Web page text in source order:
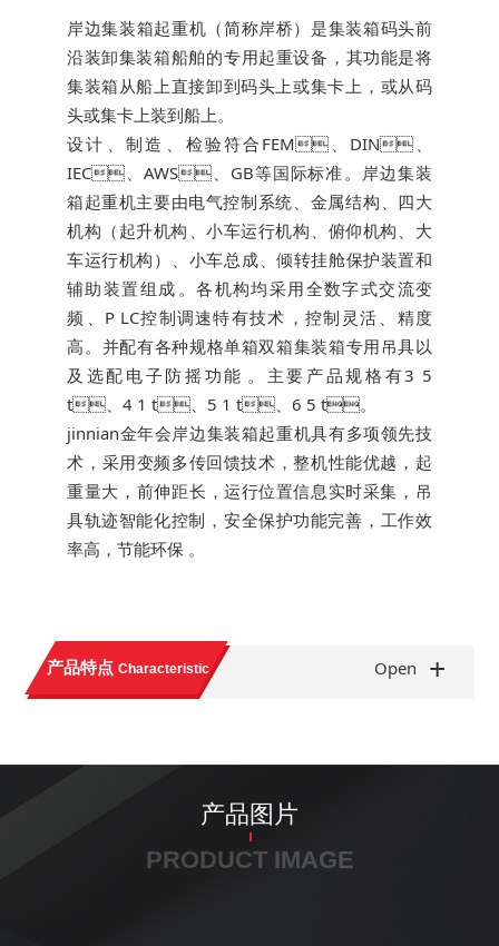
岸边集装箱起重机（简称岸桥）是集装箱码头前
沿装卸集装箱船舶的专用起重设备，其功能是将
集装箱从船上直接卸到码头上或集卡上，或从码
头或集卡上装到船上。
设计、制造、检验符合FEM、DIN、
IEC、AWS、GB等国际标准。岸边集装
箱起重机主要由电气控制系统、金属结构、四大
机构（起升机构、小车运行机构、俯仰机构、大
车运行机构）、小车总成、倾转挂舱保护装置和
辅助装置组成。各机构均采用全数字式交流变
频、P LC控制调速特有技术，控制灵活、精度
高。并配有各种规格单箱双箱集装箱专用吊具以
及选配电子防摇功能。主要产品规格有3 5
t、4 1 t、5 1 t、6 5 t。
jinnian金年会岸边集装箱起重机具有多项领先技
术，采用变频多传回馈技术，整机性能优越，起
重量大，前伸距长，运行位置信息实时采集，吊
具轨迹智能化控制，安全保护功能完善，工作效
率高，节能环保 。
产品特点Characteristic Open +
产品图片
PRODUCT IMAGE